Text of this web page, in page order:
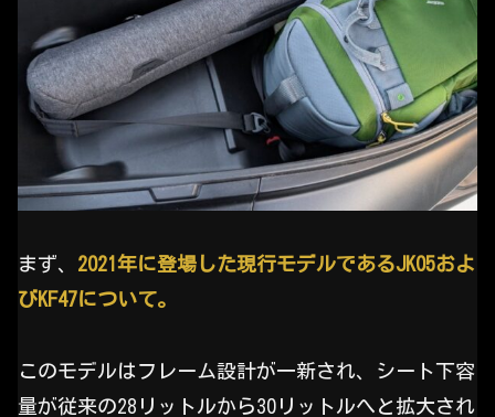
まず、 2021年に登場した現行モデルであるJK05およ
びKF47について。
このモデルはフレーム設計が一新され、シート下容
量が従来の28リットルから30リットルへと拡大され